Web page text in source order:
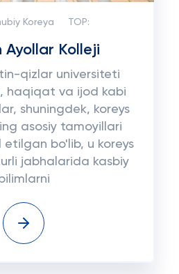
Koreya TOP:
Ayollar Kolleji
qizlar universiteti
haqiqat va ijod kabi
shuningdek, koreys
asosiy tamoyillari
etilgan bo'lib, u koreys
jabhalarida kasbiy
bilimlarni